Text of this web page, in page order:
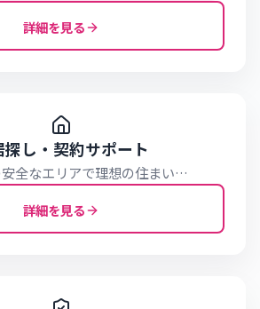
詳細を見る
探し・契約サポート
全なエリアで理想の住まい…
詳細を見る